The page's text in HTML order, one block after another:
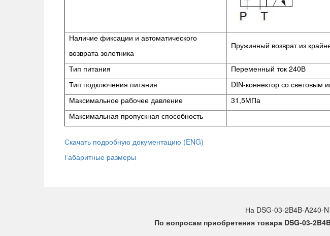
Наличие фиксации и автоматического
возврата золотника
Пружинный возврат из
Тип питания
Переменный ток 240В
Тип подключения питания
DIN-коннектор со световым
Максимальное рабочее давление
31,5МПа
Максимальная пропускная способность
Скачать подробную документацию (ENG)
Габаритные размеры
На DSG-03-2B4B-A240-
По вопросам приобретения товара DSG-03-